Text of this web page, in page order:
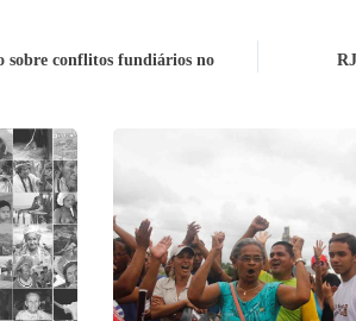
sobre conflitos fundiários no